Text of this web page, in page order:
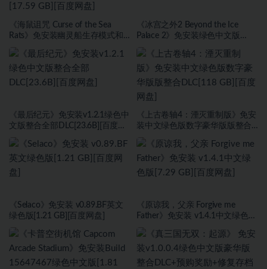
《海鼠诅咒 Curse of the Sea
Rats》免安装幽灵船生存模式和
GB][百度网盘]
《冰宫之外2 Beyond the Ice
Palace 2》免安装绿色中文版
《最后纪元》免安装v1.2.1绿色中
文版整合全部DLC[23.6B][百度网
《上古卷轴4：湮灭重制版》免安
装中文绿色版数字豪华版版整合
《Selaco》免安装 v0.89.BF英文
绿色版[1.21 GB][百度网盘]
《原谅我，父亲 Forgive me
Father》免安装 v1.4.1中文绿色版